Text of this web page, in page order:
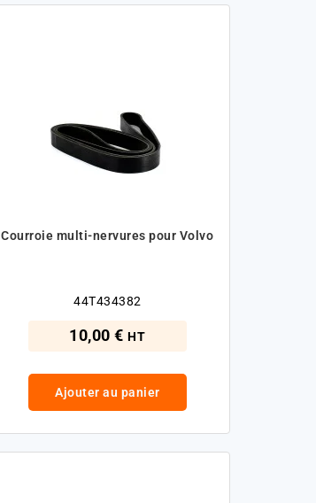
Courroie multi-nervures pour Volvo
44T434382
10,00 €HT
Ajouter au panier